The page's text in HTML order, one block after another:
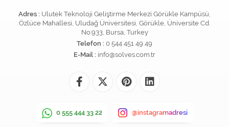
Adres : Ulutek Teknoloji Geliştirme Merkezi Görükle Kampüsü,
Özlüce Mahallesi, Uludağ Üniversitesi, Görükle, Üniversite Cd.
No:933, Bursa, Turkey
Telefon : 0 544 451 49 49
E-Mail : info@solves.com.tr
0 555 444 33 22 @instagramadresi